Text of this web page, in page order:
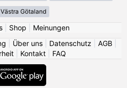
Götaland
| Shop
Meinungen
Über uns Datenschutz AGB
Kontakt FAQ